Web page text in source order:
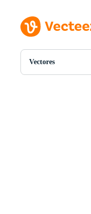
Vectores
Todas Imágenes